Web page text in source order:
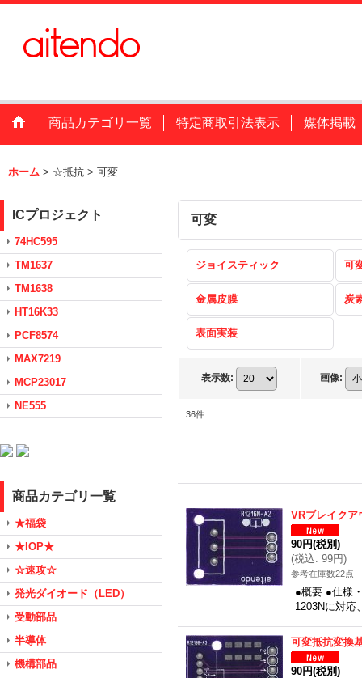
商品カテゴリ一覧 特定商取引法表示 媒体掲載
ホーム > ☆抵抗 > 可変
ICプロジェクト
74HC595
TM1637
TM1638
HT16K33
PCF8574
MAX7219
MCP23017
NE555
商品カテゴリ一覧
★福袋
★IOP★
☆速攻☆
発光ダイオード（LED）
受動部品
半導体
機構部品
可変
ジョイスティック 可
金属皮膜 炭
表面実装
表示数: 画像:
36件
VRブレイクア
90円(税別)
(税込: 99円)
参考在庫数22点
●概要 ●仕様
1203Nに対応
可変抵抗変換
90円(税別)